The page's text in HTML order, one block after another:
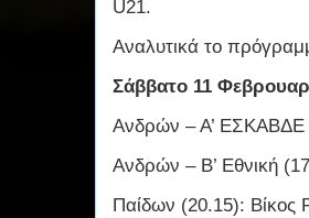
U21.
Αναλυτικά το
Σάββατο 11
Ανδρών – Α’ ΕΣΚΑΒΔΕ
Ανδρών – Β’ Εθνική
Παίδων (20.15): Βίκος